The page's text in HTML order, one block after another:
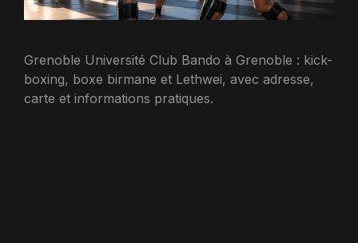
Grenoble Université Club Bando à Grenoble : kick-
boxing, boxe birmane et Lethwei, avec adresse,
carte et informations pratiques.